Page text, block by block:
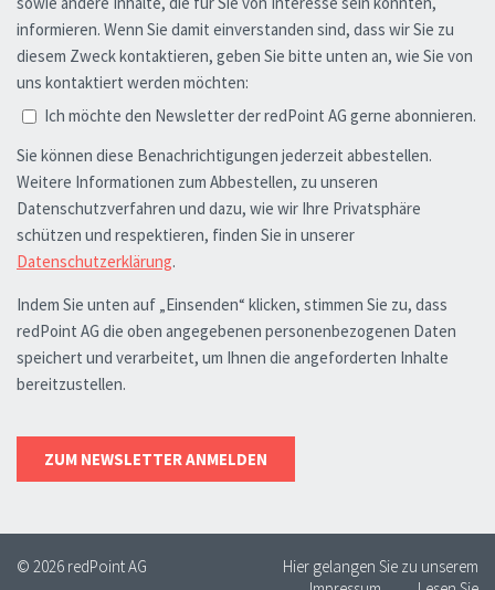
© 2026 redPoint AG
Hier gelangen Sie zu unserem